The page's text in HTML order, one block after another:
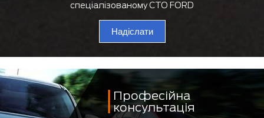
спеціалізованому СТО FORD
Надіслати
Професійна
консультація